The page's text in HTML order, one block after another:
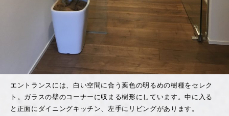
エントランスには、白い空間に合う葉色の明るめの樹種をセレク
ト。ガラスの壁のコーナーに収まる樹形にしています。中に入る
と正面にダイニングキッチン、左手にリビングがあります。